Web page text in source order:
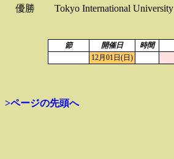
優勝 Tokyo International University
節 開催日 時間
12月01日(日)
>ページの先頭へ